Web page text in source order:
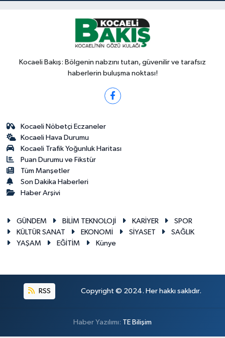
Kocaeli Bakış: Bölgenin nabzını tutan, güvenilir ve tarafsız
haberlerin buluşma noktası!
Kocaeli Nöbetçi Eczaneler
Kocaeli Hava Durumu
Kocaeli Trafik Yoğunluk Haritası
Puan Durumu ve Fikstür
Tüm Manşetler
Son Dakika Haberleri
Haber Arşivi
GÜNDEM BİLİM TEKNOLOJİ KARİYER
SPOR
KÜLTÜR SANAT
EKONOMİ SİYASET
SAĞLIK
YAŞAM
EĞİTİM Künye
RSS Copyright © 2024. Her hakkı saklıdır.
Haber Yazılımı: TE Bilişim